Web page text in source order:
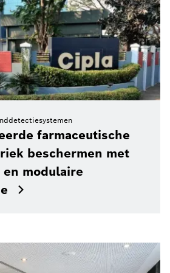
farmaceutische
beschermen met
modulaire